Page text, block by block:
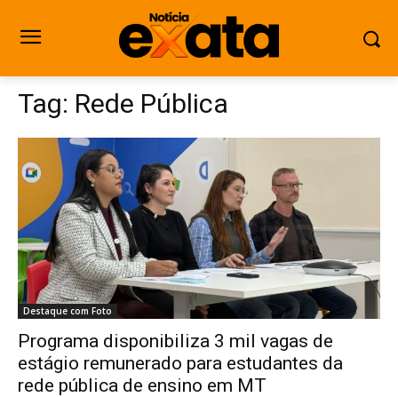
Tag: Rede Pública
Destaque com Foto
Programa disponibiliza 3 mil vagas de
estágio remunerado para estudantes da
rede pública de ensino em MT